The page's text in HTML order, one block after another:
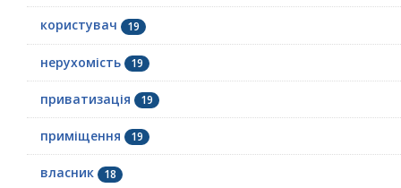
користувач 19
нерухомість 19
приватизація 19
приміщення 19
власник 18